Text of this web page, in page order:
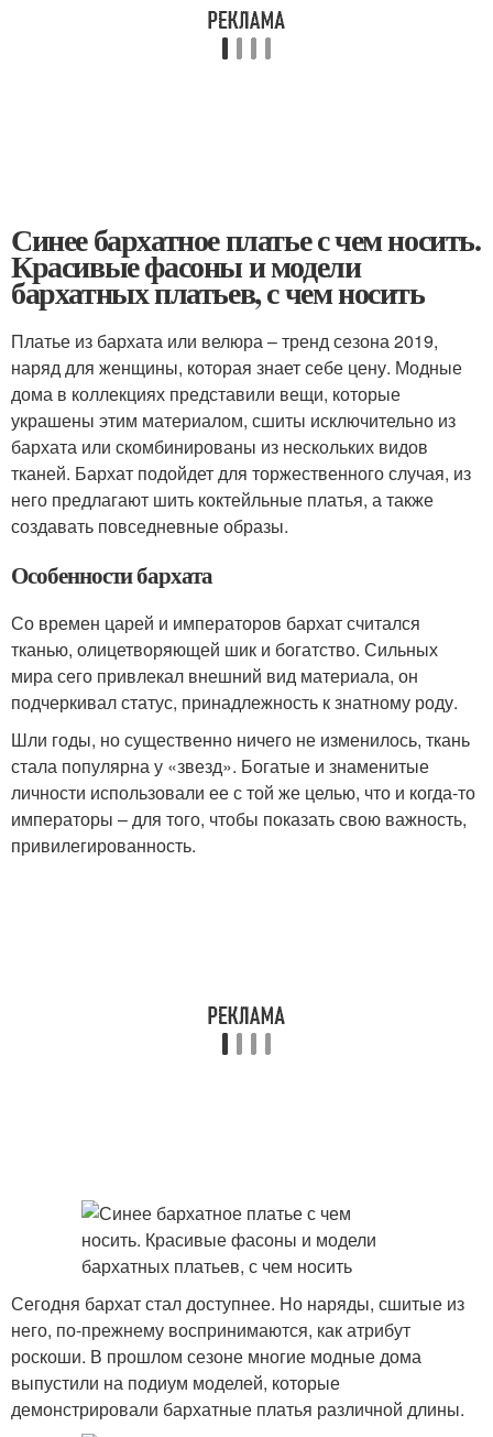
Синее бархатное платье с чем носить.
Красивые фасоны и модели
бархатных платьев, с чем носить
Платье из бархата или велюра – тренд сезона 2019,
наряд для женщины, которая знает себе цену. Модные
дома в коллекциях представили вещи, которые
украшены этим материалом, сшиты исключительно из
бархата или скомбинированы из нескольких видов
тканей. Бархат подойдет для торжественного случая, из
него предлагают шить коктейльные платья, а также
создавать повседневные образы.
Особенности бархата
Со времен царей и императоров бархат считался
тканью, олицетворяющей шик и богатство. Сильных
мира сего привлекал внешний вид материала, он
подчеркивал статус, принадлежность к знатному роду.
Шли годы, но существенно ничего не изменилось, ткань
стала популярна у «звезд». Богатые и знаменитые
личности использовали ее с той же целью, что и когда-то
императоры – для того, чтобы показать свою важность,
привилегированность.
Сегодня бархат стал доступнее. Но наряды, сшитые из
него, по-прежнему воспринимаются, как атрибут
роскоши. В прошлом сезоне многие модные дома
выпустили на подиум моделей, которые
демонстрировали бархатные платья различной длины.